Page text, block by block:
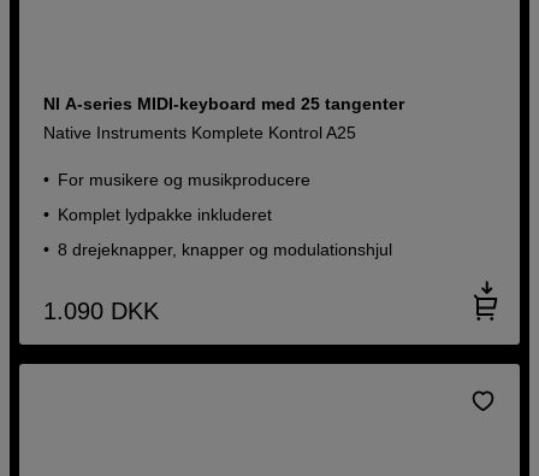
NI A-series MIDI-keyboard med 25 tangenter
Native Instruments Komplete Kontrol A25
For musikere og musikproducere
Komplet lydpakke inkluderet
8 drejeknapper, knapper og modulationshjul
1.090 DKK